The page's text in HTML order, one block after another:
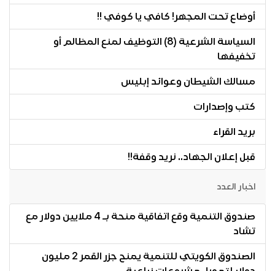
أوضاع تحت المجهر! كافي يا كوفي !!
السياسة الشرعية (8) التوظيف لمنع المظالم أو
تخفيفها
مسالك الشيطان وعوائد إبليس
كتب وإصدارات
بريد القراء
قبل إعلان الجهاد.. نريد وقفة!!
اخبار العدد
صندوق التنمية وقع اتفاقية منحة بـ 4 ملايين دولار مع
تشاد
الصندوق الكويتي للتنمية يمنح جزر القمر 2 مليون